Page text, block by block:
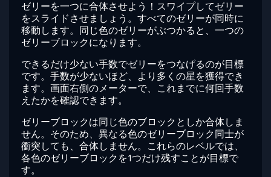
ゼリーを一つに合体させよう！スワイプしてゼリー
をスライドさせましょう。すべてのゼリーが同時に
移動します。同じ色のゼリーがぶつかると、一つの
ゼリーブロックになります。
できるだけ少ない手数でゼリーをつなげるのが目標
です。手数が少ないほど、より多くの星を獲得でき
ます。画面右側のメーターで、これまでに何回手数
えたかを確認できます。
ゼリーブロックは同じ色のブロックとしか合体しま
せん。そのため、異なる色のゼリーブロック同士が
衝突しても、合体しません。これらのレベルでは、
各色のゼリーブロックを1つだけ残すことが目標で
す。